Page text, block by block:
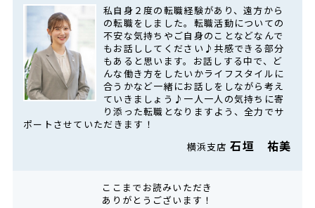
私自身２度の転職経験があり、遠方から
の転職をしました。転職活動についての
不安な気持ちやご自身のことなどなんで
もお話ししてください♪共感できる部分
もあると思います。お話しする中で、ど
んな働き方をしたいかライフスタイルに
合うかなど一緒にお話しをしながら考え
ていきましょう♪一人一人の気持ちに寄
り添った転職となりますよう、全力でサ
ポートさせていただきます！
横浜支店石垣 祐美
ここまでお読みいただき
ありがとうございます！